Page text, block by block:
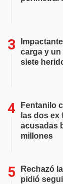
carga y
siete
Fentanilo
las dos ex
acusadas
millones
Rechazó
pidió